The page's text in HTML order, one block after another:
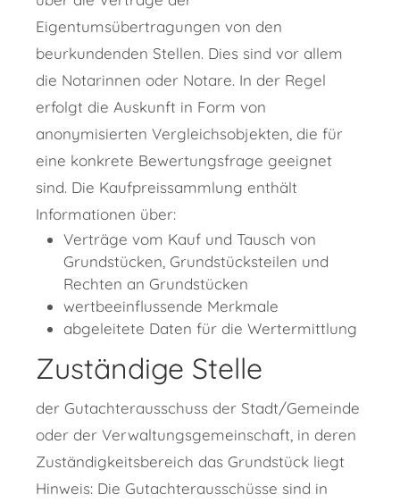
Eigentumsübertragungen von den
beurkundenden Stellen. Dies sind vor allem
die Notarinnen oder Notare. In der Regel
erfolgt die Auskunft in Form von
anonymisierten Vergleichsobjekten, die für
eine konkrete Bewertungsfrage geeignet
sind. Die Kaufpreissammlung enthält
Informationen über:
Verträge vom Kauf und Tausch von
Grundstücken, Grundstücksteilen und
Rechten an Grundstücken
wertbeeinflussende Merkmale
abgeleitete Daten für die Wertermittlung
Zuständige Stelle
der Gutachterausschuss der Stadt/Gemeinde
oder der Verwaltungsgemeinschaft, in deren
Zuständigkeitsbereich das Grundstück liegt
Hinweis: Die Gutachterausschüsse sind in